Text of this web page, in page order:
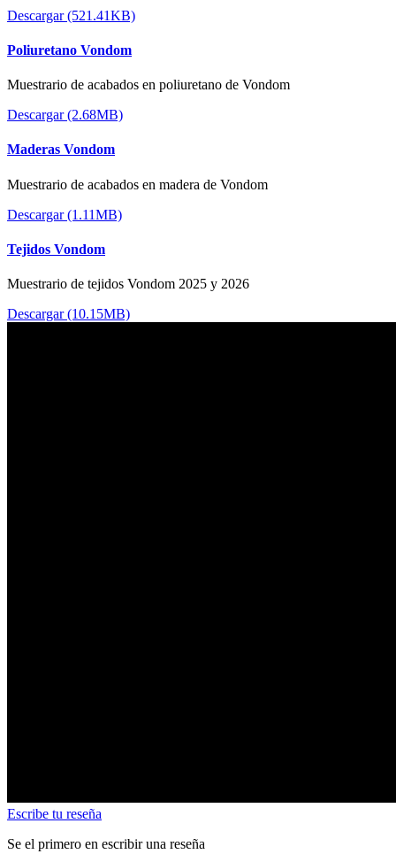
Descargar (521.41KB)
Poliuretano Vondom
Muestrario de acabados en poliuretano de Vondom
Descargar (2.68MB)
Maderas Vondom
Muestrario de acabados en madera de Vondom
Descargar (1.11MB)
Tejidos Vondom
Muestrario de tejidos Vondom 2025 y 2026
Descargar (10.15MB)
Escribe tu reseña
Se el primero en escribir una reseña